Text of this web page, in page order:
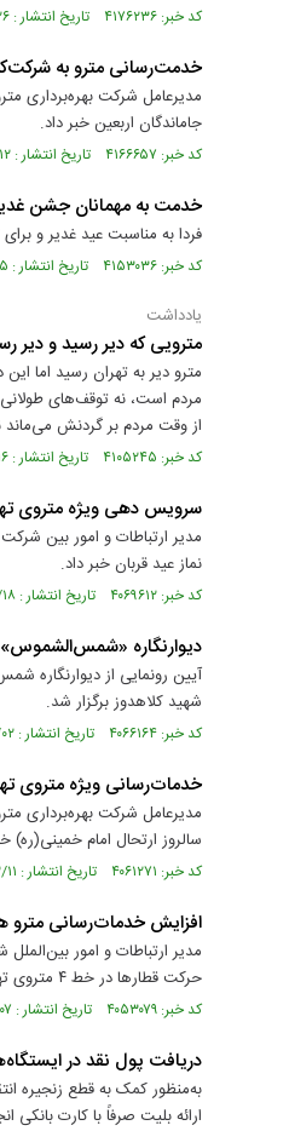
کد خبر: ۴۱۷۶۲۳۶ تاریخ انتشار : ۱۴۰۲/۰۷/۲۶
خدمت‌رسانی مترو به
مدیرعامل شرکت بهره‌برداری
جاماندگان اربعین خبر داد.
کد خبر: ۴۱۶۶۶۵۷ تاریخ انتشار : ۱۴۰۲/۰۶/۱۲
خدمت به مهمانان جشن غدیر
فردا به مناسبت عید غدیر و برای تسهیل تردد
کد خبر: ۴۱۵۳۰۳۶ تاریخ انتشار : ۱۴۰۲/۰۴/۱۵
یادداشت
مترویی که دیر رسید و دیر
مترو دیر به تهران رسید اما
مردم است، نه توقف‌های
از وقت مردم بر گردنش
کد خبر: ۴۱۰۵۲۴۵ تاریخ انتشار : ۱۴۰۱/۰۹/۱۶
سرویس دهی ویژه متروی
مدیر ارتباطات و امور بین
نماز عید قربان خبر داد.
کد خبر: ۴۰۶۹۶۱۲ تاریخ انتشار : ۱۴۰۱/۰۴/۱۸
دیوارنگاره
آیین رونمایی از دیوارنگاره
شهید کلاهدوز برگزار شد.
کد خبر: ۴۰۶۶۱۶۴ تاریخ انتشار : ۱۴۰۱/۰۴/۰۲
خدمات‌رسانی ویژه متروی
سالروز ارتحال امام خمینی(ره)
کد خبر: ۴۰۶۱۲۷۱ تاریخ انتشار : ۱۴۰۱/۰۳/۱۱
افزایش خدمات‌رسانی مترو
مدیر ارتباطات و امور
حرکت قطارها در خط ۴ متروی تهران از ابتدا تا پايان مراسم روز جهانی قدس کاهش می‌یابد.
کد خبر: ۴۰۵۳۰۷۹ تاریخ انتشار : ۱۴۰۱/۰۲/۰۷
دریافت پول نقد در
به‌منظور کمک به قطع زنجیره
ارائه بلیت صرفاً با کارت بانکی